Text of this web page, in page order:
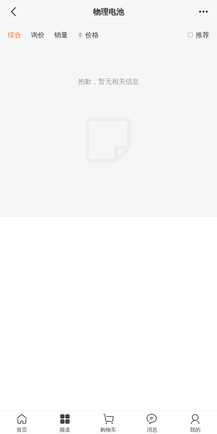
物理电池
推荐
综合 询价 销量 价格
抱歉，暂无相关信息
首页 频道 购物车 消息 我的